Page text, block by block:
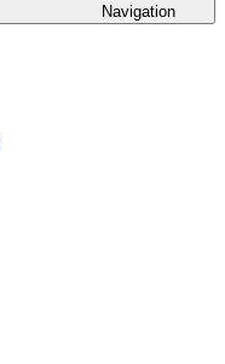
Navigation